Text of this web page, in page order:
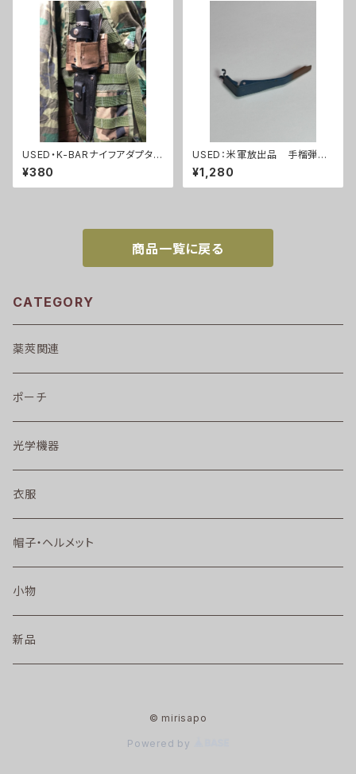
USED・K-BARナイフアダプター
(A0016)
¥380
USED：米軍放出品 手榴弾
ハンドグレネード レバー(A29
1)
¥1,280
商品一覧に戻る
CATEGORY
薬莢関連
ポーチ
光学機器
衣服
帽子・ヘルメット
小物
新品
© mirisapo
Powered by